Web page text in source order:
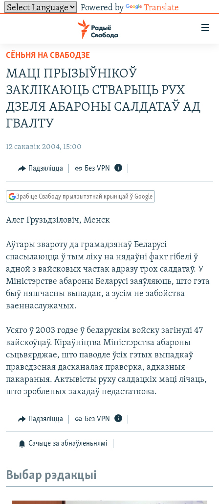
Powered by Translate
ўнівэрсальнага
доступу
Перайсьці
да
галоўнага
зьместу
Перайсьці
да
галоўнай
Перайсьці
да
пошуку
ВІДЭА І ФОТА
ЛЮДЗІ
ВАЙНА
БЕЛАРУСЫ НА ВАЙНЕ
КУЛЬТУРА
КАЛЯНДАР
ТОЛЬКІ НА СВАБОДЗЕ
ТЭСТЫ
БЛОГІ
КНІГІ
АЎДЫЁКНІГІ
МОВА
НА ХВАЛЯХ СВАБОДЫ
СУВЯЗЬ
АБЫСЬЦІ БЛЯКАВАНЬНЕ
ПАДПІСАЦЦА
FACEBOOK
TWITTER
САЧЫЦЕ ЗА АБНАЎЛЕНЬНЯМІ
СЁНЬНЯ НА СВАБОДЗЕ
МАЦІ ПРЫЗЫЎНІКОЎ
ЗАКЛІКАЮЦЬ СТВАРЫЦЬ РУХ
ДЗЕЛЯ АБАРОНЫ САЛДАТАЎ АД
ГВАЛТУ
12 сакавік 2004, 15:00
Падзяліцца Без VPN
Зрабіце Свабоду прыярытэтнай крыніцай ў Google
Алег Грузьдзіловіч, Менск
Аўтары звароту да грамадзянаў Беларусі
спасылаюцца ў тым ліку на нядаўні факт гібелі ў
адной з вайсковых частак адразу трох салдатаў. У
Міністэрстве абароны Беларусі заяўляюць, што гэта
быў няшчасны выпадак, а зусім не забойства
ваеннаслужачых.
Усяго ў 2003 годзе ў беларускім войску загінулі 47
вайскоўцаў. Кіраўніцтва Міністэрства абароны
сьцьвярджае, што паводле ўсіх гэтых выпадкаў
праведзеная дасканалая праверка, адказныя
пакараныя. Актывісты руху салдацкіх маці лічаць,
што зробленых захадаў недастаткова.
Падзяліцца Без VPN
Сачыце за абнаўленьнямі
Выбар рэдакцыі